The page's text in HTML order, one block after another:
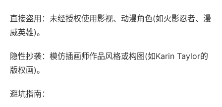
直接盗用：未经授权使用影视、动漫角色(如火影忍者、漫
威英雄)。
隐性抄袭：模仿插画师作品风格或构图(如Karin Taylor的
版权画)。
避坑指南：